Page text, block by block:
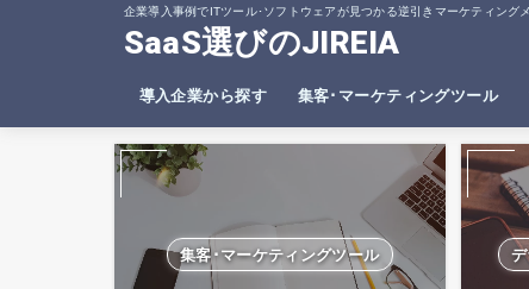
企業導入事例でITツール･ソフトウェアが見つかる逆引きマーケティング
SaaS選びのJIREIA
導入企業から探す 集客･マーケティングツール
SEO分析ツール
ヒートマップツール
集客･マーケティングツール